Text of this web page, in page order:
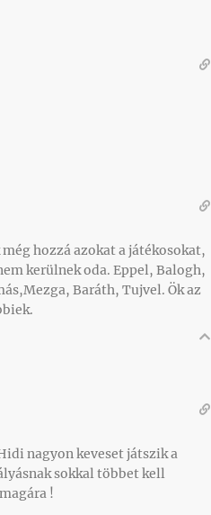
hozzá azokat a játékosokat,
kerülnek oda. Eppel, Balogh,
Baráth, Tujvel. Ök az
nagyon keveset játszik a
sokkal többet kell
!